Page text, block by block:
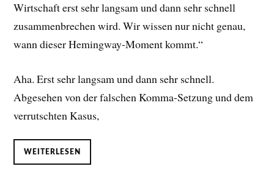
Wirtschaft erst sehr langsam und dann sehr schnell
zusammenbrechen wird. Wir wissen nur nicht genau,
wann dieser Hemingway-Moment kommt.“
Aha. Erst sehr langsam und dann sehr schnell.
Abgesehen von der falschen Komma-Setzung und dem
verrutschten Kasus,
WEITERLESEN